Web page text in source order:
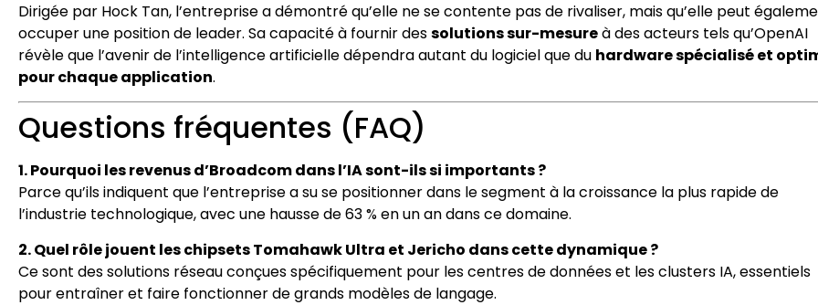
Dirigée par Hock Tan, l’entreprise a démontré qu’elle ne se contente pas de rivaliser, mais qu’elle peut
occuper une position de leader. Sa capacité à fournir dessolutions sur-mesureà des acteurs tels qu’OpenAI
révèle que l’avenir de l’intelligence artificielle dépendra autant du logiciel que du hardware spécialisé et
pour chaque application.
Questions fréquentes (FAQ)
1. Pourquoi les revenus d’Broadcom dans l’IA sont-ils si importants ?
Parce qu’ils indiquent que l’entreprise a su se positionner dans le segment à la croissance la plus rapide de
l’industrie technologique, avec une hausse de 63 % en un an dans ce domaine.
2. Quel rôle jouent les chipsets Tomahawk Ultra et Jericho dans cette dynamique ?
Ce sont des solutions réseau conçues spécifiquement pour les centres de données et les clusters IA, essentiels
pour entraîner et faire fonctionner de grands modèles de langage.